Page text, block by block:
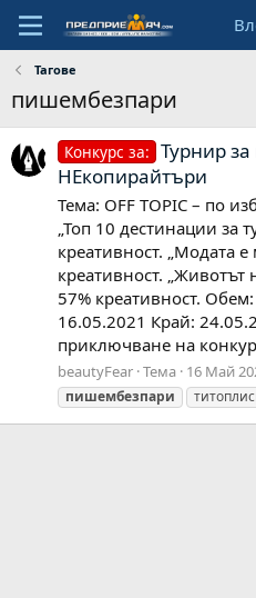
Тагове
пишембезпари
Конкурс за: Турнир
НЕкопирайтъри
Тема: OFF TOPIC – по
„Топ 10 дестинации за
креативност. „Модата е
креативност. „Животът
57% креативност.
16.05.2021 Край:
приключване на
beautyFear Тема 16 Май
пишембезпари